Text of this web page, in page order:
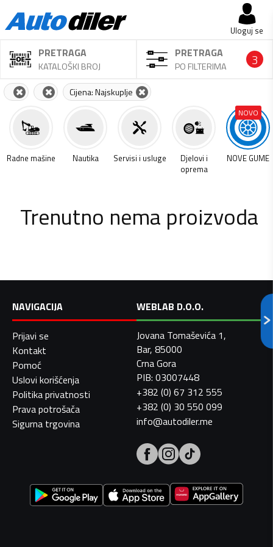
Uloguj se
PRETRAGA
KATALOŠKI BROJ
PRETRAGA
PO FILTERIMA 3
Cijena: Najskuplje
Radne mašine Nautika Servisi i usluge
Djelovi i
oprema
NOVO
NOVE GUME
Trenutno nema proizvoda
NAVIGACIJA
Prijavi se
Kontakt
Pomoć
Uslovi korišćenja
Politika privatnosti
Prava potrošača
Sigurna trgovina
WEBLAB D.O.O.
Jovana Tomaševića 1,
Bar, 85000
Crna Gora
PIB: 03007448
+382 (0) 67 312 555
+382 (0) 30 550 099
info@autodiler.me